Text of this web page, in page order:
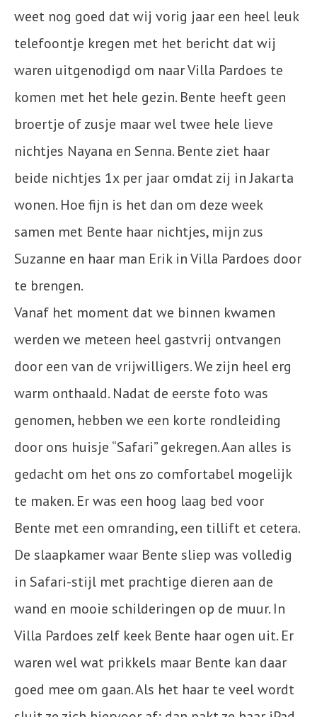
weet nog goed dat wij vorig jaar een heel leuk
telefoontje kregen met het bericht dat wij
waren uitgenodigd om naar Villa Pardoes te
komen met het hele gezin. Bente heeft geen
broertje of zusje maar wel twee hele lieve
nichtjes Nayana en Senna. Bente ziet haar
beide nichtjes 1x per jaar omdat zij in Jakarta
wonen. Hoe fijn is het dan om deze week
samen met Bente haar nichtjes, mijn zus
Suzanne en haar man Erik in Villa Pardoes door
te brengen.
Vanaf het moment dat we binnen kwamen
werden we meteen heel gastvrij ontvangen
door een van de vrijwilligers. We zijn heel erg
warm onthaald. Nadat de eerste foto was
genomen, hebben we een korte rondleiding
door ons huisje “Safari” gekregen. Aan alles is
gedacht om het ons zo comfortabel mogelijk
te maken. Er was een hoog laag bed voor
Bente met een omranding, een tillift et cetera.
De slaapkamer waar Bente sliep was volledig
in Safari-stijl met prachtige dieren aan de
wand en mooie schilderingen op de muur. In
Villa Pardoes zelf keek Bente haar ogen uit. Er
waren wel wat prikkels maar Bente kan daar
goed mee om gaan. Als het haar te veel wordt